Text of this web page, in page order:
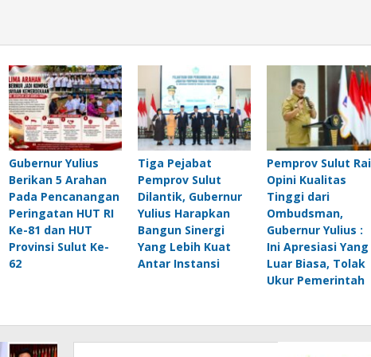
Gubernur Yulius
Berikan 5 Arahan
Pada Pencanangan
Peringatan HUT RI
Ke-81 dan HUT
Provinsi Sulut Ke-
62
Tiga Pejabat
Pemprov Sulut
Dilantik, Gubernur
Yulius Harapkan
Bangun Sinergi
Yang Lebih Kuat
Antar Instansi
Pemprov Sulut
Opini Kualitas
Tinggi dari
Ombudsman,
Gubernur Yulius :
Ini Apresiasi Yang
Luar Biasa, Tolak
Ukur Pemerintah